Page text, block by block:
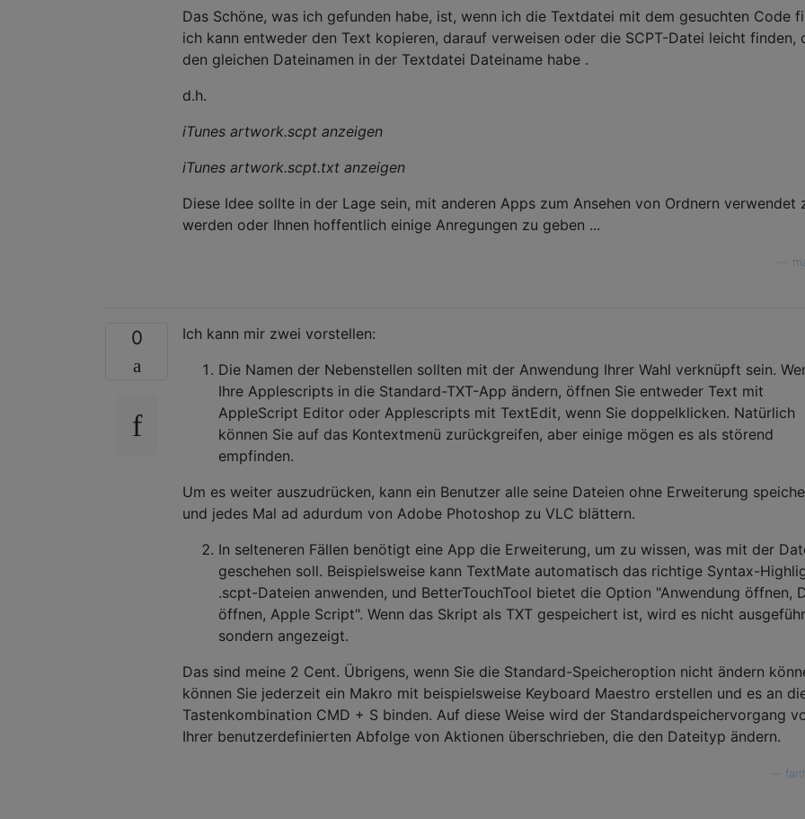
Das Schöne, was ich gefunden habe, ist, wenn ich die Textdatei mit dem gesuchten Code
ich kann entweder den Text kopieren, darauf verweisen oder die SCPT-Datei leicht finden,
den gleichen Dateinamen in der Textdatei Dateiname habe .
d.h.
iTunes artwork.scpt anzeigen
iTunes artwork.scpt.txt anzeigen
Diese Idee sollte in der Lage sein, mit anderen Apps zum Ansehen von Ordnern verwendet
werden oder Ihnen hoffentlich einige Anregungen zu geben ...
0
Ich kann mir zwei vorstellen:
Die Namen der Nebenstellen sollten mit der Anwendung Ihrer Wahl verknüpft sein.
Ihre Applescripts in die Standard-TXT-App ändern, öffnen Sie entweder Text mit
AppleScript Editor oder Applescripts mit TextEdit, wenn Sie doppelklicken. Natürlich
können Sie auf das Kontextmenü zurückgreifen, aber einige mögen es als störend
empfinden.
Um es weiter auszudrücken, kann ein Benutzer alle seine Dateien ohne Erweiterung
und jedes Mal ad adurdum von Adobe Photoshop zu VLC blättern.
In selteneren Fällen benötigt eine App die Erweiterung, um zu wissen, was mit der
geschehen soll. Beispielsweise kann TextMate automatisch das richtige Syntax-
.scpt-Dateien anwenden, und BetterTouchTool bietet die Option "Anwendung öffnen,
öffnen, Apple Script". Wenn das Skript als TXT gespeichert ist, wird es nicht
sondern angezeigt.
Das sind meine 2 Cent. Übrigens, wenn Sie die Standard-Speicheroption nicht ändern
können Sie jederzeit ein Makro mit beispielsweise Keyboard Maestro erstellen und es an
Tastenkombination CMD + S binden. Auf diese Weise wird der Standardspeichervorgang
Ihrer benutzerdefinierten Abfolge von Aktionen überschrieben, die den Dateityp ändern.